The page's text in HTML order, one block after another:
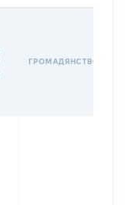
ГРОМАДЯНСТВО